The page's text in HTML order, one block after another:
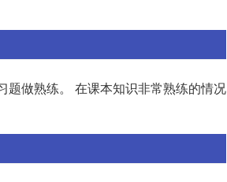
题做熟练。 在课本知识非常熟练的情况